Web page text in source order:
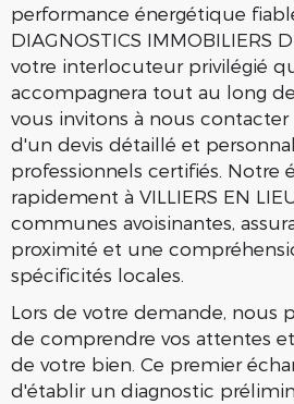
performance énergétique
DIAGNOSTICS IMMOBILIERS
votre interlocuteur privilégié
accompagnera tout au long
vous invitons à nous
d'un devis détaillé et
professionnels certifiés. Notre
rapidement à VILLIERS EN
communes avoisinantes,
proximité et une
spécificités locales.
Lors de votre demande, nous
de comprendre vos attentes
de votre bien. Ce premier
d'établir un diagnostic